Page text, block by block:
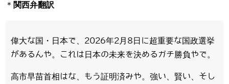
＊ 関西弁翻訳
偉大な国・日本で、2026年2月8日に超重要な国政選挙
があるんや。これは日本の未来を決めるガチ勝負やで。
高市早苗首相はな、もう証明済みや。強い、賢い、そし